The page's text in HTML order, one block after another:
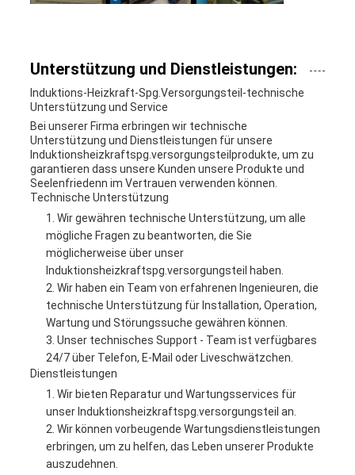
Unterstützung und Dienstleistungen:
Induktions-Heizkraft-Spg.Versorgungsteil-technische
Unterstützung und Service
Bei unserer Firma erbringen wir technische
Unterstützung und Dienstleistungen für unsere
Induktionsheizkraftspg.versorgungsteilprodukte, um zu
garantieren dass unsere Kunden unsere Produkte und
Seelenfriedenn im Vertrauen verwenden können.
Technische Unterstützung
Wir gewähren technische Unterstützung, um alle
mögliche Fragen zu beantworten, die Sie
möglicherweise über unser
Induktionsheizkraftspg.versorgungsteil haben.
Wir haben ein Team von erfahrenen Ingenieuren, die
technische Unterstützung für Installation, Operation,
Wartung und Störungssuche gewähren können.
Unser technisches Support - Team ist verfügbares
24/7 über Telefon, E-Mail oder Liveschwätzchen.
Dienstleistungen
Wir bieten Reparatur und Wartungsservices für
unser Induktionsheizkraftspg.versorgungsteil an.
Wir können vorbeugende Wartungsdienstleistungen
erbringen, um zu helfen, das Leben unserer Produkte
auszudehnen.